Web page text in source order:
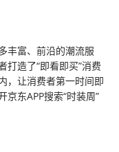
丰富、前沿的潮流服
打造了“即看即买”消费
，让消费者第一时间即
东APP搜索“时装周”